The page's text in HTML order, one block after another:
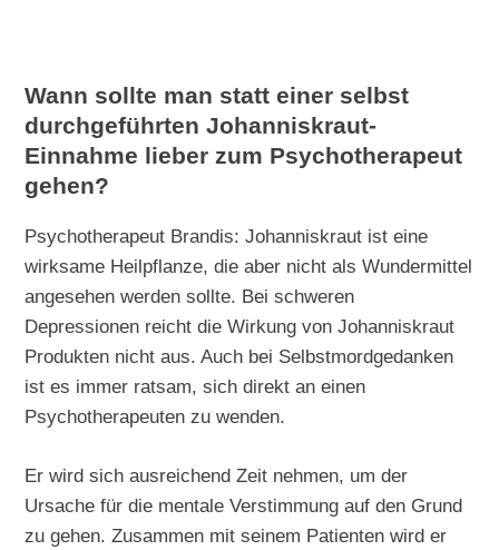
Wann sollte man statt einer selbst
durchgeführten Johanniskraut-
Einnahme lieber zum Psychotherapeut
gehen?
Psychotherapeut Brandis: Johanniskraut ist eine
wirksame Heilpflanze, die aber nicht als Wundermittel
angesehen werden sollte. Bei schweren
Depressionen reicht die Wirkung von Johanniskraut
Produkten nicht aus. Auch bei Selbstmordgedanken
ist es immer ratsam, sich direkt an einen
Psychotherapeuten zu wenden.
Er wird sich ausreichend Zeit nehmen, um der
Ursache für die mentale Verstimmung auf den Grund
zu gehen. Zusammen mit seinem Patienten wird er